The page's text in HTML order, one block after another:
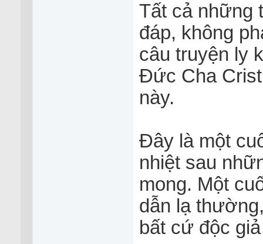
Tất cả những
đáp, không
câu truyện ly
Đức Cha
này.
Đây là một
nhiệt sau
mong. Một
dẫn lạ
bất cứ độc